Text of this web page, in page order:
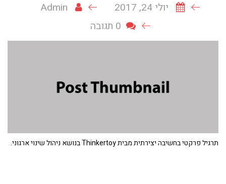
יולי 24, 2017
0 תגובה
תרגיל פרקטי בחשיבה יצירתית מבית Thinkertoy בנושא ניהול שינוי ארגוני.